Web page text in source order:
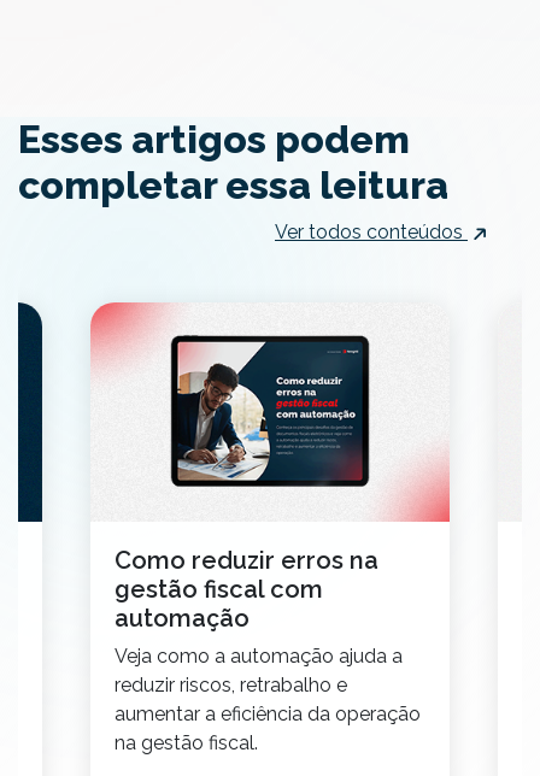
Esses artigos podem
completar essa leitura
Ver todos conteúdos
Como reduzir erros na
gestão fiscal com
automação
Veja como a automação ajuda a
reduzir riscos, retrabalho e
aumentar a eficiência da operação
na gestão fiscal.